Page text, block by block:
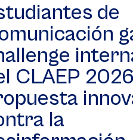
de
CLAEP
la